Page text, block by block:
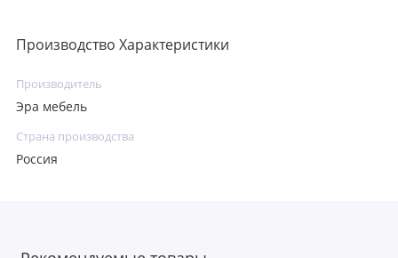
Производство Характеристики
Производитель
Эра мебель
Страна производства
Россия